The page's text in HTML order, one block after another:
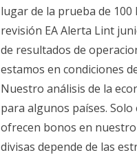
lugar de la prueba de 100
revisión EA Alerta Lint
de resultados de
estamos en condiciones
Nuestro análisis de la
para algunos países.
ofrecen bonos en
divisas depende de las